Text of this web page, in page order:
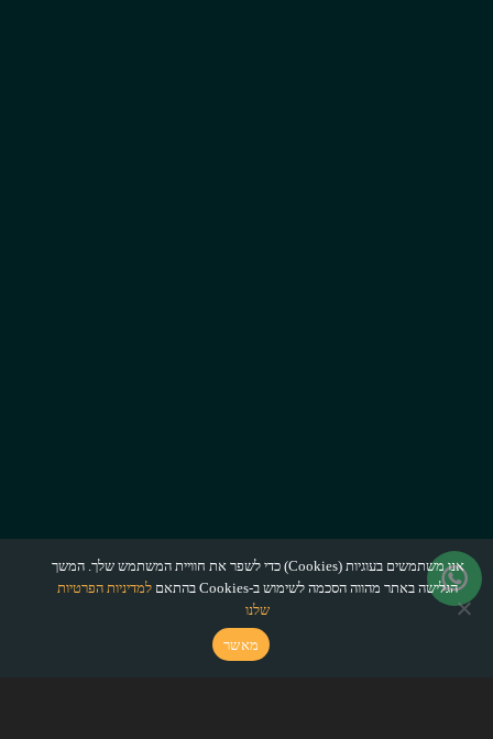
אנו משתמשים בעוגיות (Cookies) כדי לשפר את חוויית המשתמש שלך. המשך
הגלישה באתר מהווה הסכמה לשימוש ב-Cookies בהתאם
למדיניות הפרטיות
שלנו
מאשר